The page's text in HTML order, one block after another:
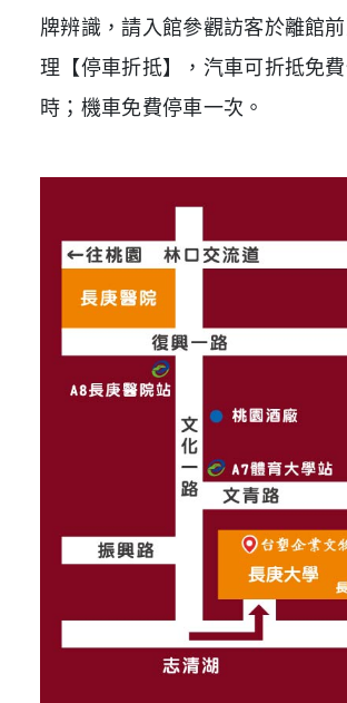
牌辨識，請入館參觀訪客於離館
理【停車折抵】，汽車可折抵免
時；機車免費停車一次。